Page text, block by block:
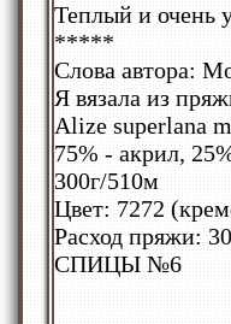
Теплый и очень
*****
Слова автора:
Я вязала из
Alize superlana
75% - акрил,
300г/510м
Цвет: 7272
Расход пряжи:
СПИЦЫ №6